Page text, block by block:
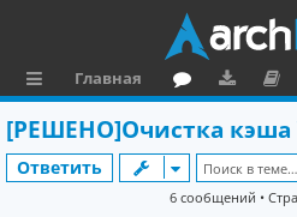
ы
л
Главная
ру
м
ру
зк
ку
м
[РЕШЕНО]Очистка кэша
Ответить
6 сообщений •